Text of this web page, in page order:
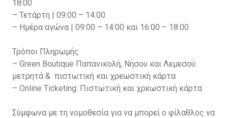
18:00
– Τετάρτη | 09:00 – 14:00
– Ημέρα αγώνα | 09:00 – 14:00 και 16:00 – 18:00
Τρόποι Πληρωμής
– Green Boutique Παπανικολή, Νήσου και Λεμεσού:
μετρητά & πιστωτική και χρεωστική κάρτα
– Online Ticketing: Πιστωτική και χρεωστική κάρτα
Σύμφωνα με τη νομοθεσία για να μπορεί ο φίλαθλος να